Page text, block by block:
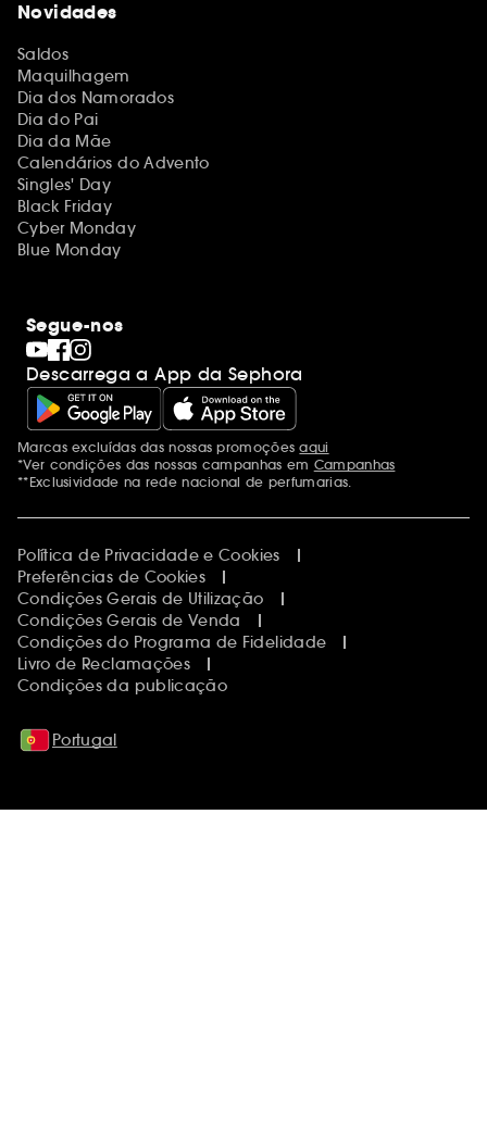
Novidades
Saldos
Maquilhagem
Dia dos Namorados
Dia do Pai
Dia da Mãe
Calendários do Advento
Singles' Day
Black Friday
Cyber Monday
Blue Monday
Segue-nos
Descarrega a App da Sephora
Menções adicionais
Marcas excluídas das nossas promoçõesaqui
*Ver condições das nossas campanhas em Campanhas
**Exclusividade na rede nacional de perfumarias.
Política de Privacidade e Cookies
Preferências de Cookies
Condições Gerais de Utilização
Condições Gerais de Venda
Condições do Programa de Fidelidade
Livro de Reclamações
Condições da publicação
Portugal